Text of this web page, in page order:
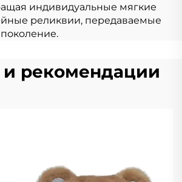
индивидуальные мягкие
реликвии, передаваемые
и рекомендации